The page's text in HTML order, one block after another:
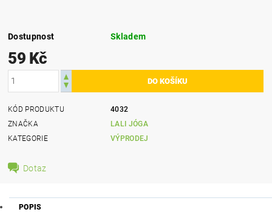
Dostupnost Skladem
59 Kč
KÓD PRODUKTU
4032
ZNAČKA
LALI JÓGA
KATEGORIE
VÝPRODEJ
Dotaz
POPIS